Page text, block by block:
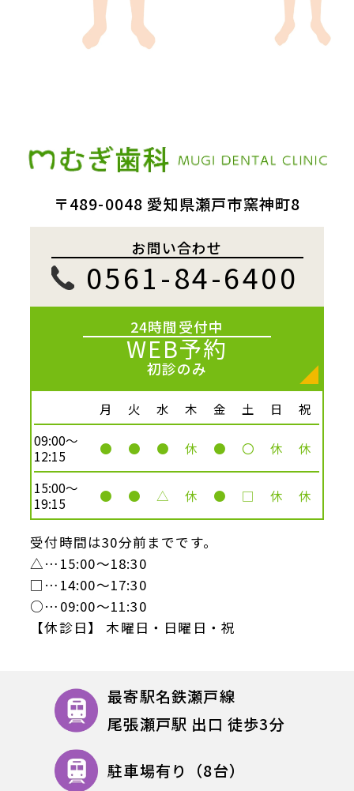
〒489-0048 愛知県瀬戸市窯神町8
お問い合わせ
0561-84-6400
24時間受付中
WEB予約
初診のみ
月 火 水 木 金 土 日
祝
09:00～
12:15
● ● ● 休 ● 〇 休 休
15:00～
19:15
● ● △ 休 ● □ 休 休
受付時間は30分前までです。
△…15:00～18:30
□…14:00～17:30
○…09:00～11:30
【休診日】 木曜日・日曜日・祝
最寄駅名鉄瀬戸線
尾張瀬戸駅 出口 徒歩3分
駐車場有り（8台）